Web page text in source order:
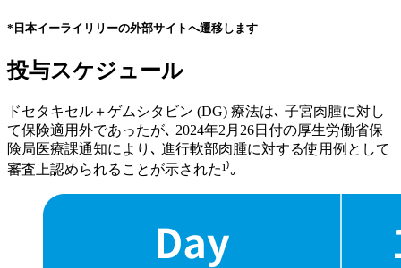
*日本イーライリリーの外部サイトへ遷移します
投与スケジュール
ドセタキセル＋ゲムシタビン (DG) 療法は､ 子宮肉腫に対し
て保険適用外であったが､ 2024年2月26日付の厚生労働省保
険局医療課通知により､ 進行軟部肉腫に対する使用例として
審査上認められることが示された¹⁾｡